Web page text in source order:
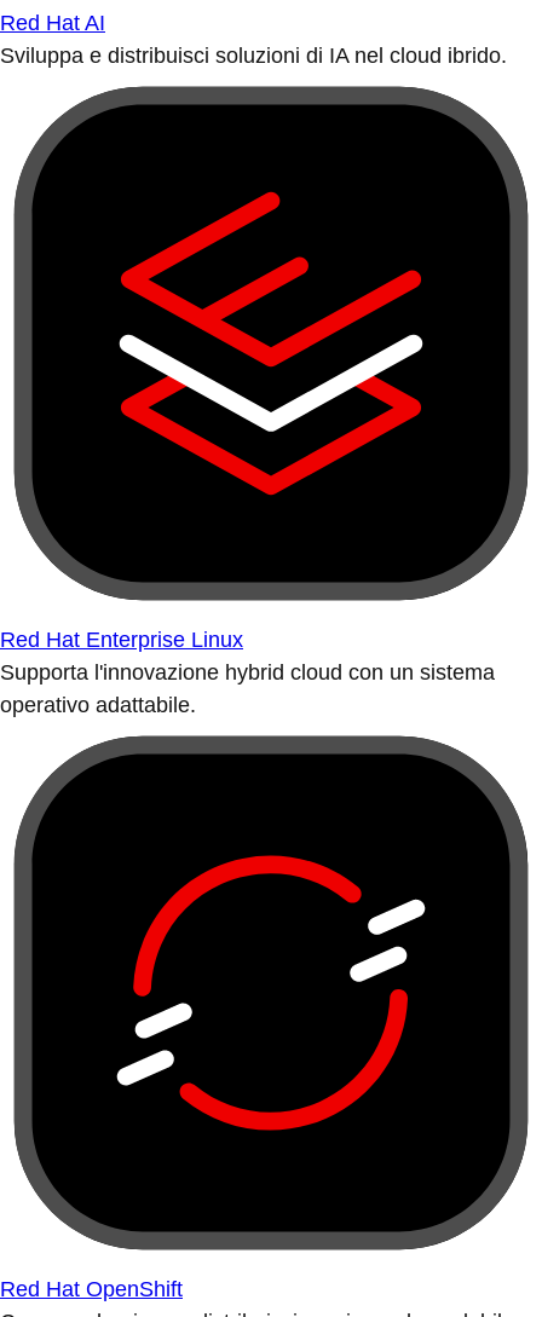
Red Hat AI
Sviluppa e distribuisci soluzioni di IA nel cloud ibrido.
Red Hat Enterprise Linux
Supporta l'innovazione hybrid cloud con un sistema
operativo adattabile.
Red Hat OpenShift